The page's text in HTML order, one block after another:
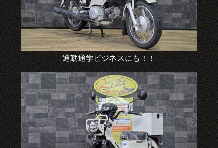
通勤通学ビジネスにも！！